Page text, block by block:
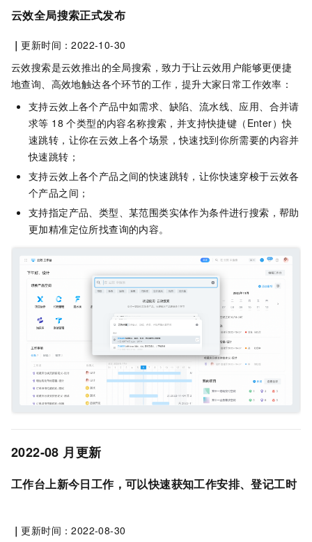
云效全局搜索正式发布
｜更新时间：2022-10-30
云效搜索是云效推出的全局搜索，致力于让云效用户能够更便捷
地查询、高效地触达各个环节的工作，提升大家日常工作效率：
支持云效上各个产品中如需求、缺陷、流水线、应用、合并请
求等 18 个类型的内容名称搜索，并支持快捷键（Enter）快
速跳转，让你在云效上各个场景，快速找到你所需要的内容并
快速跳转；
支持云效上各个产品之间的快速跳转，让你快速穿梭于云效各
个产品之间；
支持指定产品、类型、某范围类实体作为条件进行搜索，帮助
更加精准定位所找查询的内容。
2022-08 月更新
工作台上新今日工作，可以快速获知工作安排、登记工时
｜更新时间：2022-08-30